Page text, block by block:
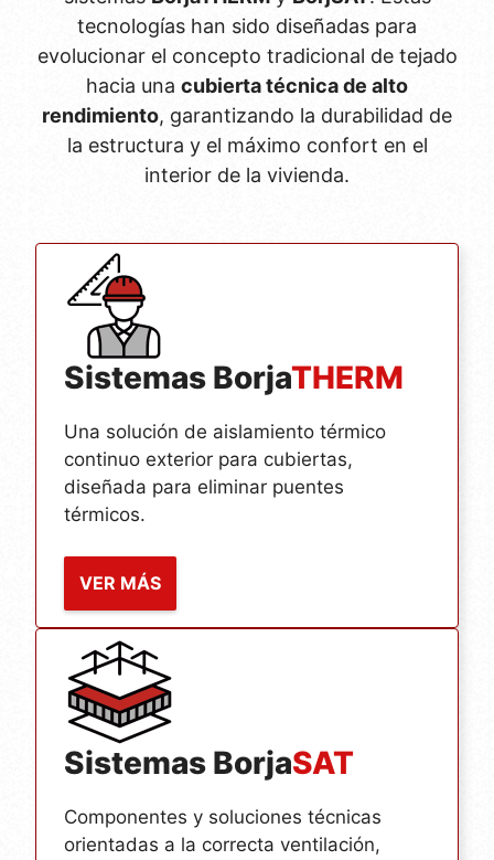
tecnologías han sido diseñadas para
evolucionar el concepto tradicional de tejado
hacia una cubierta técnica de alto
rendimiento, garantizando la durabilidad de
la estructura y el máximo confort en el
interior de la vivienda.
Sistemas BorjaTHERM
Una solución de aislamiento térmico
continuo exterior para cubiertas,
diseñada para eliminar puentes
térmicos.
VER MÁS
Sistemas BorjaSAT
Componentes y soluciones técnicas
orientadas a la correcta ventilación,